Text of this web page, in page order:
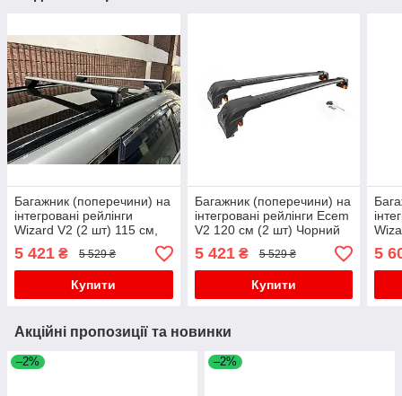
Багажник (поперечини) на
інтегровані рейлінги
Wizard V2 (2 шт) 115 см,
Сірий для бмв X3 F25
2011-2018 рр
5 421 ₴ 5 529 ₴
Купити
Багажник (поперечини) на
інтегровані рейлінги Ecem
V2 120 см (2 шт) Чорний
для бмв X3 F-25 2011-
2018 рр
5 421₴ 5 529 ₴
Купити
30/
5
Акційні пропозиції та новинки
–2% –2%